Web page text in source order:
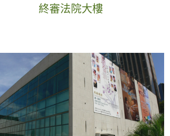
終審法院大樓